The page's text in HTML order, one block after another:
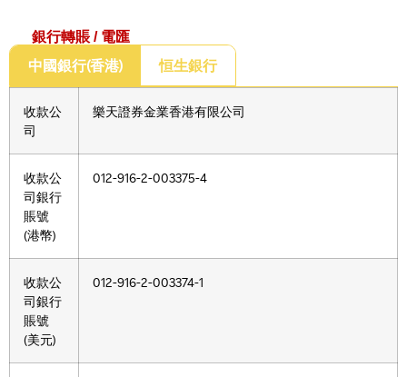
銀行轉賬 / 電匯
中國銀行(香港) 恒生銀行
收款公
司
樂天證券金業香港有限公司
收款公
司銀行
賬號
(港幣)
012-916-2-003375-4
收款公
司銀行
賬號
(美元)
012-916-2-003374-1